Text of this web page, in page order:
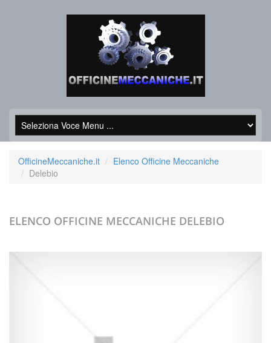
OfficineMeccaniche.it
Elenco Officine Meccaniche
Delebio
ELENCO OFFICINE MECCANICHE DELEBIO